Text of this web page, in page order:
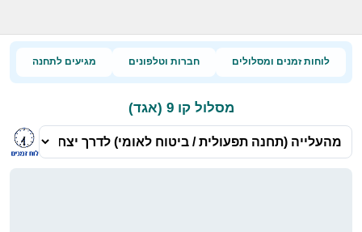
לוחות זמנים ומסלולים חברות וטלפונים מגיעים לתחנה
מסלול קו 9 (אגד)